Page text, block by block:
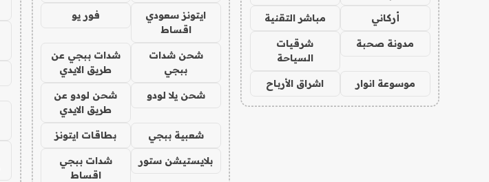
أركاني مباشر التقنية
مدونة صحبة
شرقيات
السياحة
موسوعة انوار اشراق الأرباح
ايتونز سعودي
اقساط
فور يو
شحن شدات
ببجي
شدات ببجي عن
طريق الايدي
شحن يلا لودو
شحن لودو عن
طريق الايدي
شعبية ببجي بطاقات ايتونز
بلايستيشن ستور
شدات ببجي
اقساط